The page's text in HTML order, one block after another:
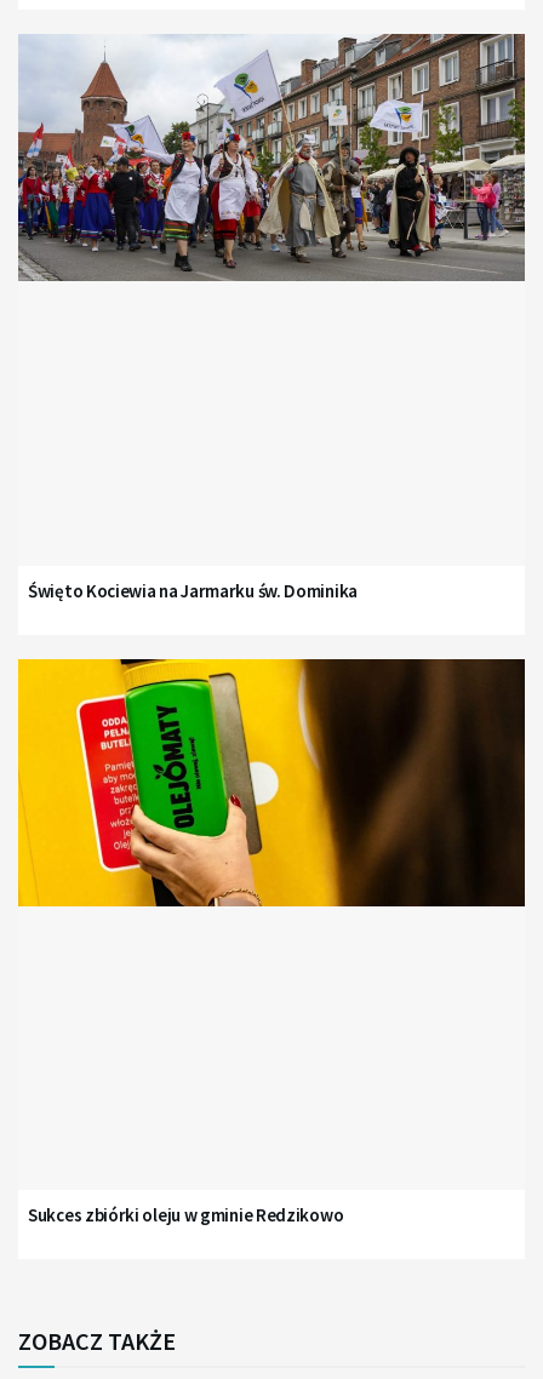
Święto Kociewia na Jarmarku św. Dominika
Sukces zbiórki oleju w gminie Redzikowo
ZOBACZ TAKŻE